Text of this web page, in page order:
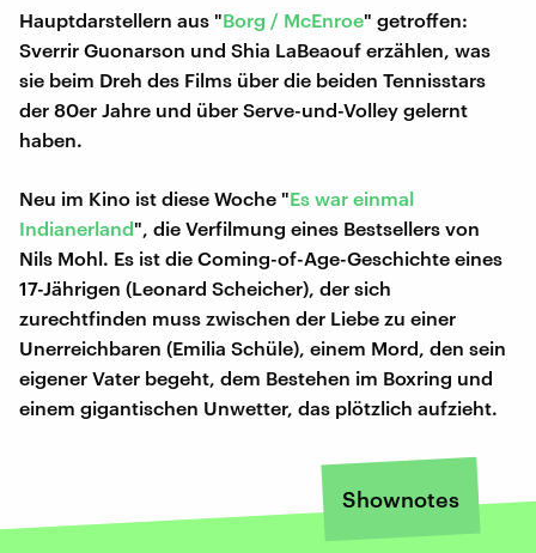
Hauptdarstellern aus "Borg / McEnroe" getroffen:
Sverrir Guonarson und Shia LaBeaouf erzählen, was
sie beim Dreh des Films über die beiden Tennisstars
der 80er Jahre und über Serve-und-Volley gelernt
haben.
Neu im Kino ist diese Woche "Es war einmal
Indianerland", die Verfilmung eines Bestsellers von
Nils Mohl. Es ist die Coming-of-Age-Geschichte eines
17-Jährigen (Leonard Scheicher), der sich
zurechtfinden muss zwischen der Liebe zu einer
Unerreichbaren (Emilia Schüle), einem Mord, den sein
eigener Vater begeht, dem Bestehen im Boxring und
einem gigantischen Unwetter, das plötzlich aufzieht.
Shownotes